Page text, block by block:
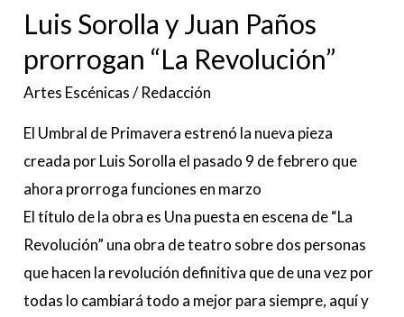
Luis Sorolla y Juan Paños
prorrogan “La Revolución”
Artes Escénicas/Redacción
El Umbral de Primavera estrenó la nueva pieza
creada por Luis Sorolla el pasado 9 de febrero que
ahora prorroga funciones en marzo
El título de la obra es Una puesta en escena de “La
Revolución” una obra de teatro sobre dos personas
que hacen la revolución definitiva que de una vez por
todas lo cambiará todo a mejor para siempre, aquí y